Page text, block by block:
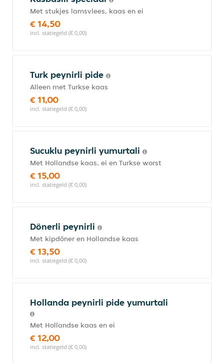
Met stukjes lamsvlees, kaas en ei
€ 14,50
incl. statiegeld (€ 0,00)
Turk peynirli pide
Alleen met Turkse kaas
€ 11,00
incl. statiegeld (€ 0,00)
Sucuklu peynirli yumurtali
Met Hollandse kaas, ei en Turkse worst
€ 15,00
incl. statiegeld (€ 0,00)
Dönerli peynirli
Met kipdöner en Hollandse kaas
€ 13,50
incl. statiegeld (€ 0,00)
Hollanda peynirli pide yumurtali
Met Hollandse kaas en ei
€ 12,00
incl. statiegeld (€ 0,00)